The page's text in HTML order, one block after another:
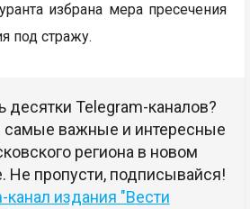
избрана мера пресечения
под стражу.
десятки Telegram-каналов?
важные и интересные
региона в новом
Не пропусти, подписывайся!
канал издания "Вести